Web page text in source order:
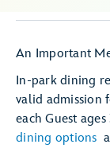
An Important
In-park dining
valid admission
each Guest
dining options